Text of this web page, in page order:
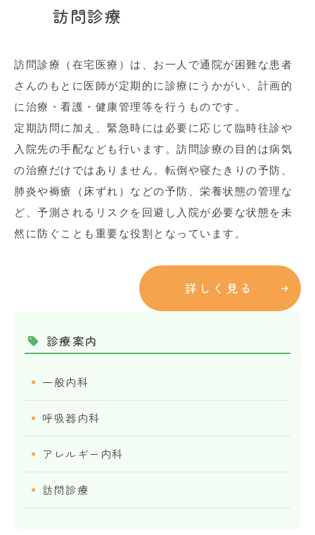
訪問診療
訪問診療（在宅医療）は、お一人で通院が困難な患者
さんのもとに医師が定期的に診療にうかがい、計画的
に治療・看護・健康管理等を行うものです。
定期訪問に加え、緊急時には必要に応じて臨時往診や
入院先の手配なども行います。訪問診療の目的は病気
の治療だけではありません。転倒や寝たきりの予防、
肺炎や褥瘡（床ずれ）などの予防、栄養状態の管理な
ど、予測されるリスクを回避し入院が必要な状態を未
然に防ぐことも重要な役割となっています。
詳しく見る
診療案内
一般内科
呼吸器内科
アレルギー内科
訪問診療